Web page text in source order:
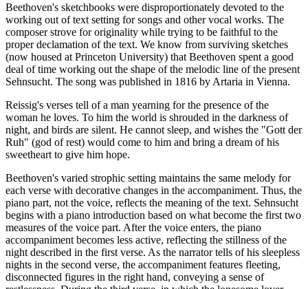
Beethoven's sketchbooks were disproportionately devoted to the
working out of text setting for songs and other vocal works. The
composer strove for originality while trying to be faithful to the
proper declamation of the text. We know from surviving sketches
(now housed at Princeton University) that Beethoven spent a good
deal of time working out the shape of the melodic line of the present
Sehnsucht. The song was published in 1816 by Artaria in Vienna.
Reissig's verses tell of a man yearning for the presence of the
woman he loves. To him the world is shrouded in the darkness of
night, and birds are silent. He cannot sleep, and wishes the "Gott der
Ruh" (god of rest) would come to him and bring a dream of his
sweetheart to give him hope.
Beethoven's varied strophic setting maintains the same melody for
each verse with decorative changes in the accompaniment. Thus, the
piano part, not the voice, reflects the meaning of the text. Sehnsucht
begins with a piano introduction based on what become the first two
measures of the voice part. After the voice enters, the piano
accompaniment becomes less active, reflecting the stillness of the
night described in the first verse. As the narrator tells of his sleepless
nights in the second verse, the accompaniment features fleeting,
disconnected figures in the right hand, conveying a sense of